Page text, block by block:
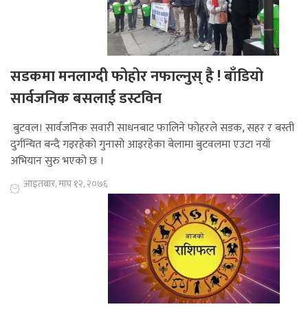
सडकमा मनलाग्दी फोहोर नफाल्नुस् है ! बाँडियो
सार्वजनिक बसलाई डस्टविन
बुटवल। सार्वजनिक सवारी साधनबाट फालिने फोहरले सडक, सहर र बस्ती
दुर्गन्धित बन्दै गइरहेको गुनासो आइरहेका बेलामा बुटवलमा एउटा नयाँ
अभियान सुरु भएको छ ।
आइतबार, माघ १२, २०७६